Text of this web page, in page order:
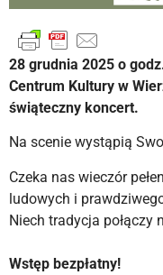
28 grudnia 2025 o
Centrum Kultury w
świąteczny koncert.
Na scenie wystąpią
Czeka nas wieczór
ludowych i
Niech tradycja połączy
Wstęp bezpłatny!